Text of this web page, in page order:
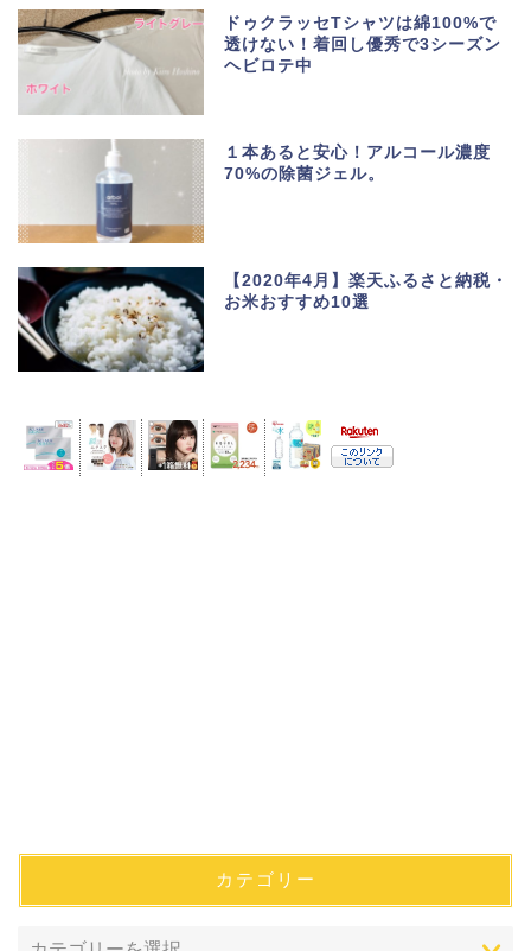
ドゥクラッセTシャツは綿100%で
透けない！着回し優秀で3シーズン
ヘビロテ中
１本あると安心！アルコール濃度
70%の除菌ジェル。
【2020年4月】楽天ふるさと納税・
お米おすすめ10選
カテゴリー